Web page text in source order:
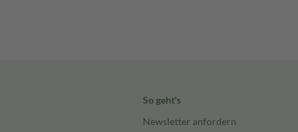
So geht's
Newsletter anfordern